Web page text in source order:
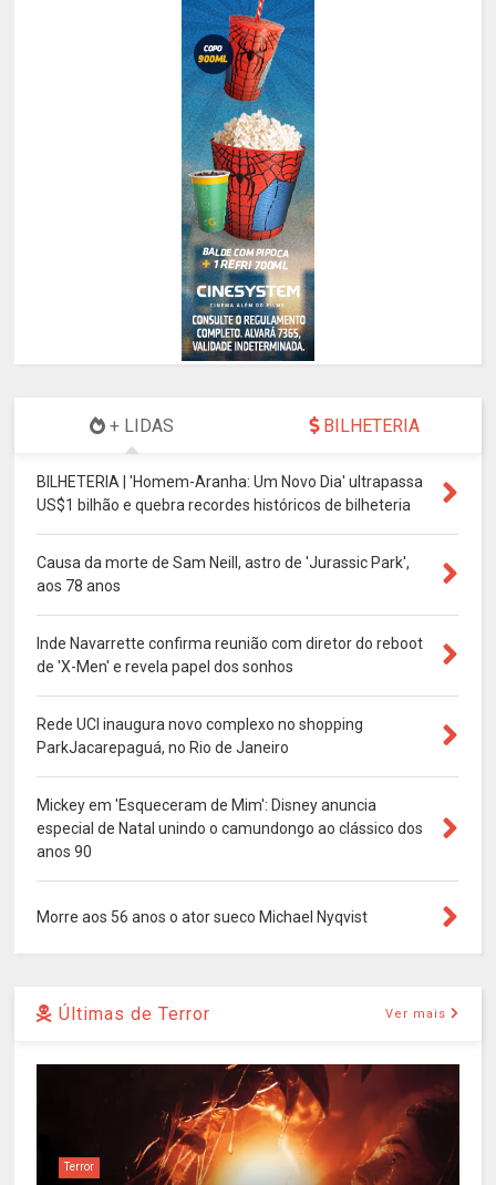
+ LIDAS BILHETERIA
BILHETERIA | 'Homem-Aranha: Um Novo Dia' ultrapassa
US$1 bilhão e quebra recordes históricos de bilheteria
Causa da morte de Sam Neill, astro de 'Jurassic Park',
aos 78 anos
Inde Navarrette confirma reunião com diretor do reboot
de 'X-Men' e revela papel dos sonhos
Rede UCI inaugura novo complexo no shopping
ParkJacarepaguá, no Rio de Janeiro
Mickey em 'Esqueceram de Mim': Disney anuncia
especial de Natal unindo o camundongo ao clássico dos
anos 90
Morre aos 56 anos o ator sueco Michael Nyqvist
Últimas de Terror Ver mais
Terror